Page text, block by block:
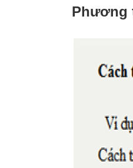
Phương